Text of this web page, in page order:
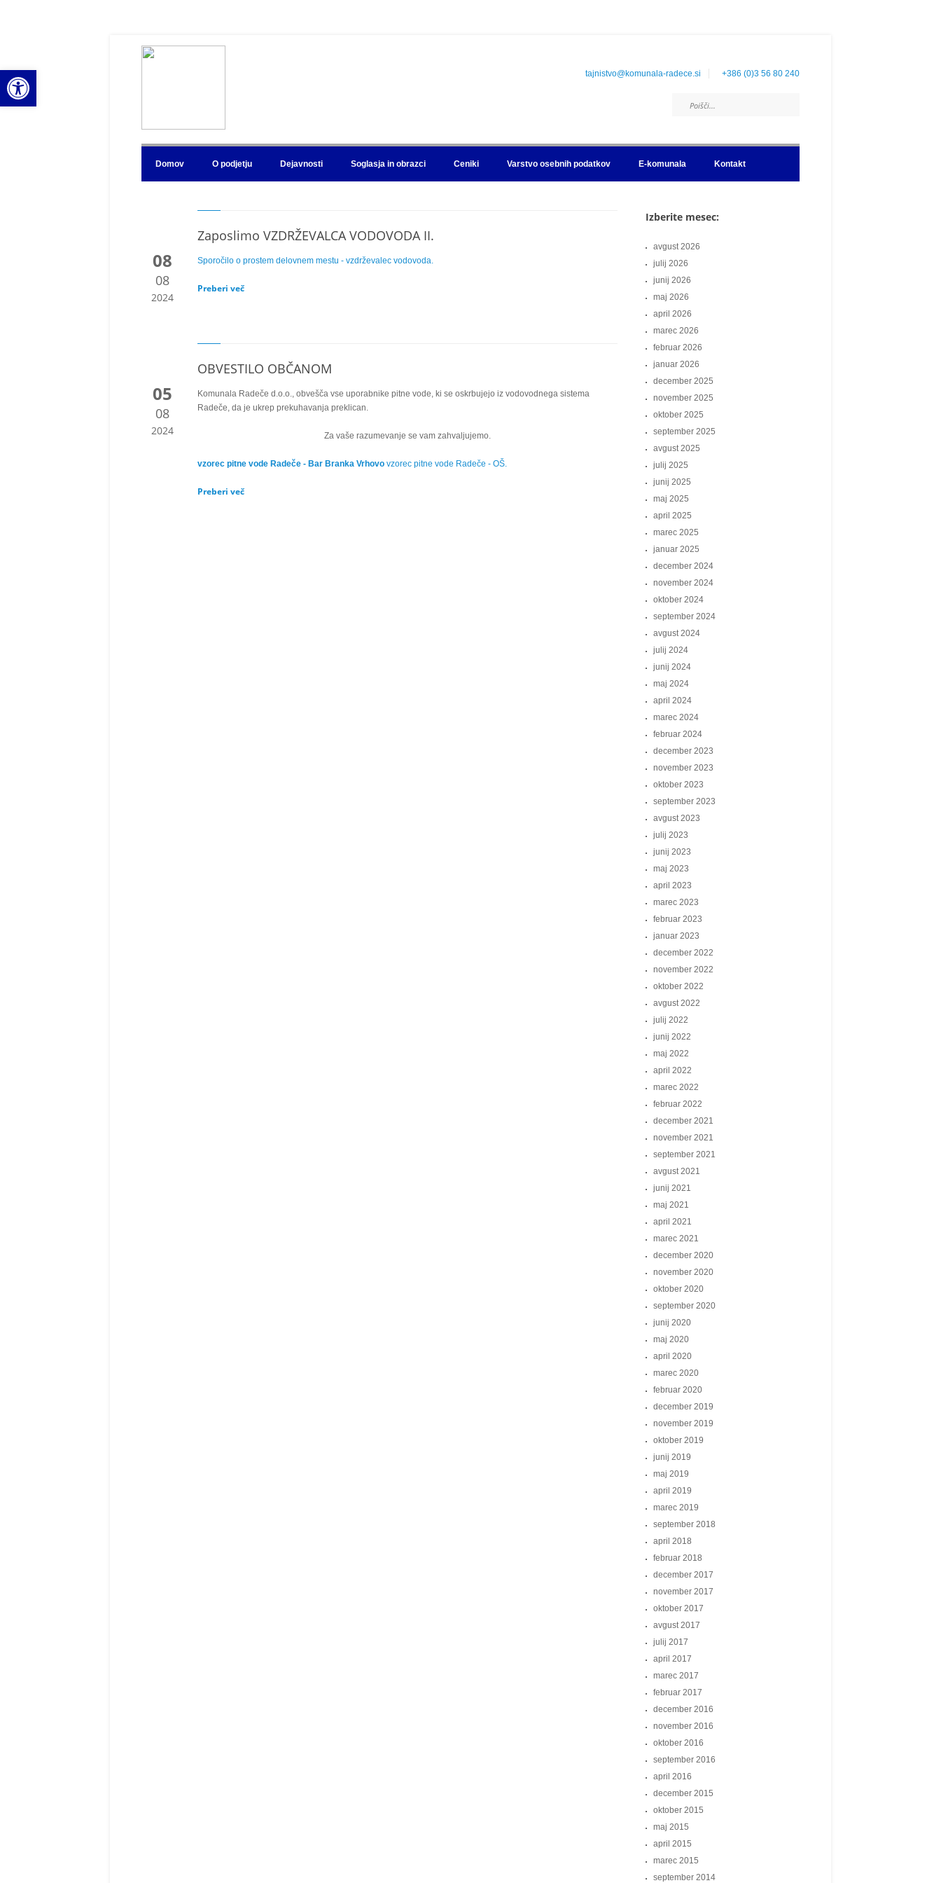
Open toolbar tajnistvo@komunala-radece.si +386 (0)3 56 80 240
Domov O podjetju Dejavnosti Soglasja in obrazci Ceniki Varstvo osebnih podatkov E-komunala Kontakt
Zaposlimo VZDRŽEVALCA VODOVODA II.
08
08
2024
Sporočilo o prostem delovnem mestu - vzdrževalec vodovoda.
Preberi več
OBVESTILO OBČANOM
05
08
2024
Komunala Radeče d.o.o., obvešča vse uporabnike pitne vode, ki se oskrbujejo iz vodovodnega sistema
Radeče, da je ukrep prekuhavanja preklican.
Za vaše razumevanje se vam zahvaljujemo.
vzorec pitne vode Radeče - Bar Branka Vrhovo vzorec pitne vode Radeče - OŠ.
Preberi več
Izberite mesec:
avgust 2026
julij 2026
junij 2026
maj 2026
april 2026
marec 2026
februar 2026
januar 2026
december 2025
november 2025
oktober 2025
september 2025
avgust 2025
julij 2025
junij 2025
maj 2025
april 2025
marec 2025
januar 2025
december 2024
november 2024
oktober 2024
september 2024
avgust 2024
julij 2024
junij 2024
maj 2024
april 2024
marec 2024
februar 2024
december 2023
november 2023
oktober 2023
september 2023
avgust 2023
julij 2023
junij 2023
maj 2023
april 2023
marec 2023
februar 2023
januar 2023
december 2022
november 2022
oktober 2022
avgust 2022
julij 2022
junij 2022
maj 2022
april 2022
marec 2022
februar 2022
december 2021
november 2021
september 2021
avgust 2021
junij 2021
maj 2021
april 2021
marec 2021
december 2020
november 2020
oktober 2020
september 2020
junij 2020
maj 2020
april 2020
marec 2020
februar 2020
december 2019
november 2019
oktober 2019
junij 2019
maj 2019
april 2019
marec 2019
september 2018
april 2018
februar 2018
december 2017
november 2017
oktober 2017
avgust 2017
julij 2017
april 2017
marec 2017
februar 2017
december 2016
november 2016
oktober 2016
september 2016
april 2016
december 2015
oktober 2015
maj 2015
april 2015
marec 2015
september 2014